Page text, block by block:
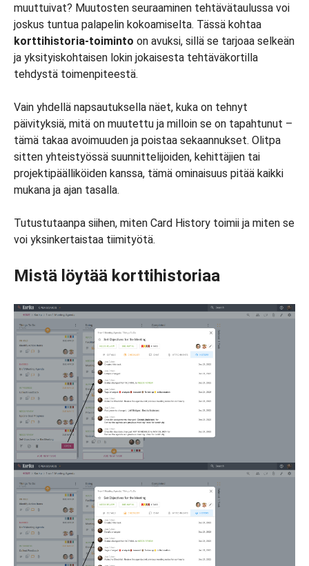
muuttuivat? Muutosten seuraaminen tehtävätaulussa voi
joskus tuntua palapelin kokoamiselta. Tässä kohtaa
korttihistoria-toiminto on avuksi, sillä se tarjoaa selkeän
ja yksityiskohtaisen lokin jokaisesta tehtäväkortilla
tehdystä toimenpiteestä.
Vain yhdellä napsautuksella näet, kuka on tehnyt
päivityksiä, mitä on muutettu ja milloin se on tapahtunut –
tämä takaa avoimuuden ja poistaa sekaannukset. Olitpa
sitten yhteistyössä suunnittelijoiden, kehittäjien tai
projektipäälliköiden kanssa, tämä ominaisuus pitää kaikki
mukana ja ajan tasalla.
Tutustutaanpa siihen, miten Card History toimii ja miten se
voi yksinkertaistaa tiimityötä.
Mistä löytää korttihistoriaa